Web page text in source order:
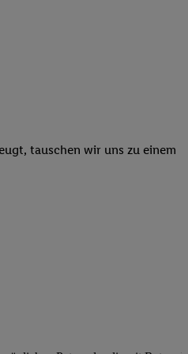
tauschen wir uns zu einem